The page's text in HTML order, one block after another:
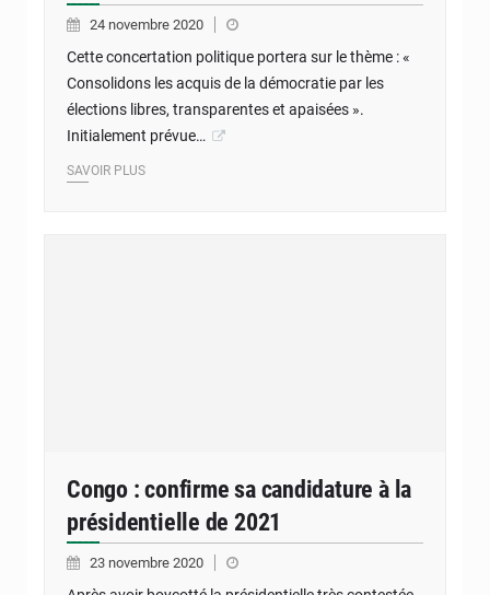
24 novembre 2020
Cette concertation politique portera sur le thème : «
Consolidons les acquis de la démocratie par les
élections libres, transparentes et apaisées ».
Initialement prévue…
SAVOIR PLUS
Congo : confirme sa candidature à la
présidentielle de 2021
23 novembre 2020